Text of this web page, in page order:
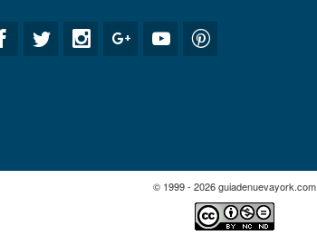
© 1999 - 2026 guiadenuevayork.com